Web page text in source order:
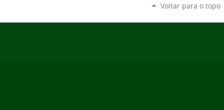
Voltar para o topo